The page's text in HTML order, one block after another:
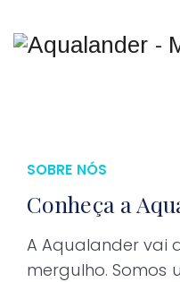
SOBRE NÓS
Conheça a
A Aqualander vai
mergulho.